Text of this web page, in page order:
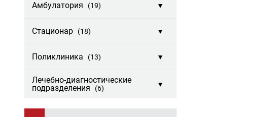
Амбулатория (19) ▼
Стационар (18) ▼
Поликлиника (13) ▼
Лечебно-диагностические
подразделения
(6) ▼